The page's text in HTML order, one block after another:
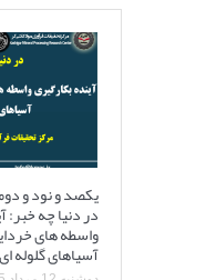
یکصد و نود و
در دنیا چه خبر:
واسطه های
آسیاهای گلوله ای